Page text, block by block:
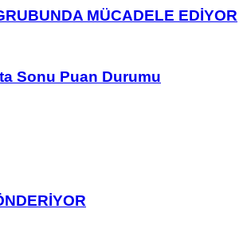
MÜCADELE EDİYOR
Sonu Puan Durumu